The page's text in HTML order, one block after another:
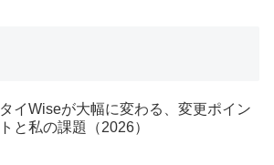
タイWiseが大幅に変わる、変更ポイン
トと私の課題（2026）